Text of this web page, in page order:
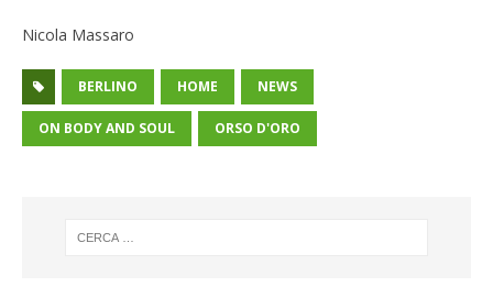
Nicola Massaro
BERLINO HOME NEWS
ON BODY AND SOUL ORSO D'ORO